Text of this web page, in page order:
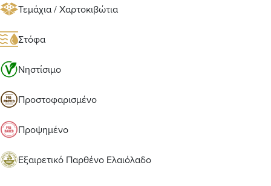
Τεμάχια / Χαρτοκιβώτια
Στόφα
Νηστίσιμο
Προστοφαρισμένο
Προψημένο
Εξαιρετικό Παρθένο Ελαιόλαδο